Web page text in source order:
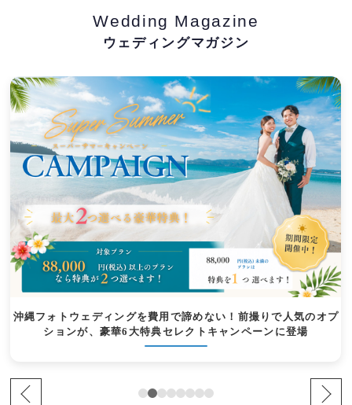
Wedding Magazine
ウェディングマガジン
沖縄フォトウェディングを費用で諦めない！前撮りで人気のオプ
ションが、豪華6大特典セレクトキャンペーンに登場